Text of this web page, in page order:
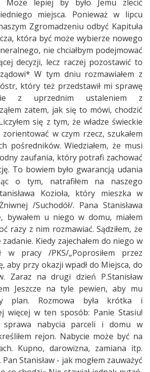
Może lepiej by było Jemu zlecić
miejsca. Ponieważ w lipcu
Zgromadzeniu odbyć Kapituła
która być może wybierze nowego
nie chciałbym podejmować
decyzji, lecz raczej pozostawić to
W tym dniu rozmawiałem z
który też przedstawił mi sprawę
z uprzednim ustaleniem z
zatem, jak się to mówi, chodzić
się z tym, że władze świeckie
w czym rzecz, szukałem
pośredników. Wiedziałem, że musi
zaufania, który potrafi zachować
To bowiem było gwarancją udania
o tym, natrafiłem na naszego
Kozioła, który mieszka w
/Suchodół/. Pana Stanisława
bywałem u niego w domu, miałem
razy z nim rozmawiać. Sądziłem, że
Kiedy zajechałem do niego w
pracy /PKS/„Poprosiłem przez
aby przy okazji wpadł do Miejsca, do
Zaraz na drugi dzień P.Stanisław
Jeszcze na tyle pewien, aby mu
plan. Rozmowa była krótka i
więcej w ten sposób: Panie Stasiu!
sprawa nabycia parceli i domu w
rejon. Nabycie może być na
Kupno, darowizna, zamiana itp.
Stanisław - jak mogłem zauważyć